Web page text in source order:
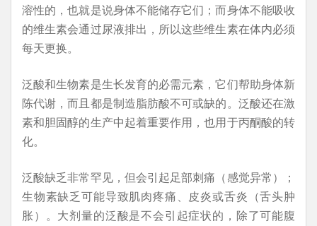
溶性的，也就是说身体不能储存它们；而身体不能吸收
的维生素会通过尿液排出，所以这些维生素在体内必须
每天更换。
泛酸和生物素是生长发育的必需元素，它们帮助身体新
陈代谢，而且都是制造脂肪酸不可或缺的。泛酸还在激
素和胆固醇的生产中起着重要作用，也用于丙酮酸的转
化。
泛酸缺乏非常罕见，但会引起足部刺痛（感觉异常）；
生物素缺乏可能导致肌肉疼痛、皮炎或舌炎（舌头肿
胀）。大剂量的泛酸是不会引起症状的，除了可能腹